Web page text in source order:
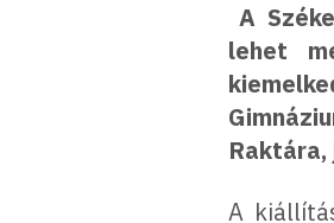
A
lehet
A